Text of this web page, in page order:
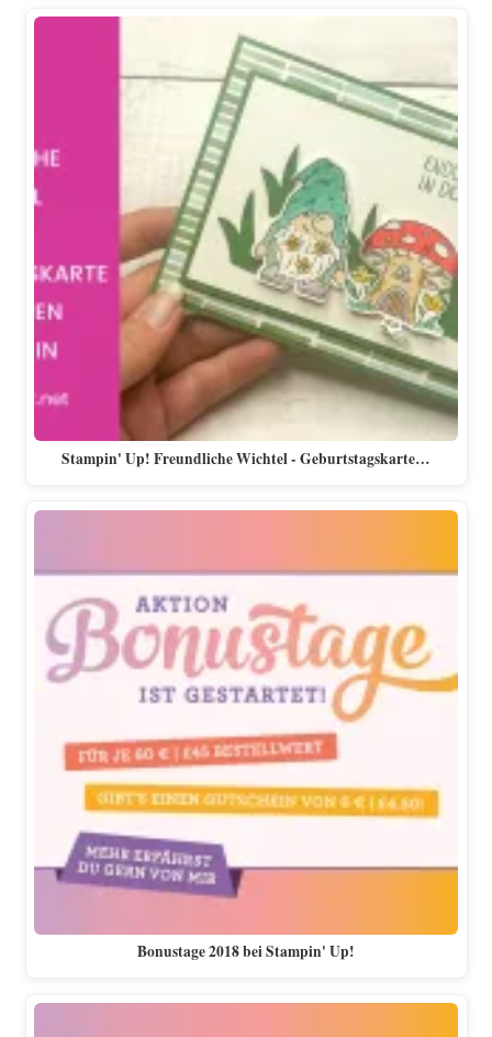
Stampin' Up! Freundliche Wichtel - Geburtstagskarte…
Bonustage 2018 bei Stampin' Up!